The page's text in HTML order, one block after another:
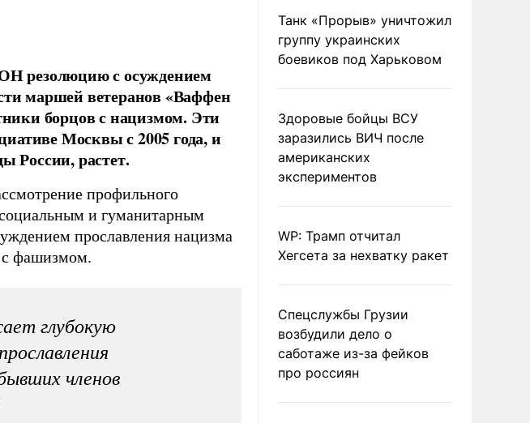
резолюцию с осуждением
маршей ветеранов «Ваффен
борцов с нацизмом. Эти
Москвы с 2005 года, и
России, растет.
профильного
и гуманитарным
прославления нацизма
с фашизмом.
глубокую
членов
Танк «Прорыв» уничтожил
группу украинских
боевиков под Харьковом
Здоровые бойцы ВСУ
заразились ВИЧ после
американских
экспериментов
WP: Трамп отчитал
Хегсета за нехватку ракет
Спецслужбы Грузии
возбудили дело о
саботаже из-за фейков
про россиян